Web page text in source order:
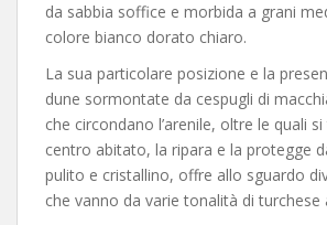
da sabbia soffice e morbida a grani
colore bianco dorato chiaro.
La sua particolare posizione e la
dune sormontate da cespugli di
che circondano l’arenile, oltre le quali
centro abitato, la ripara e la protegge
pulito e cristallino, offre allo sguardo
che vanno da varie tonalità di turchese